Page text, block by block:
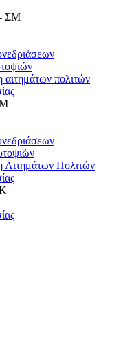
ΣΜ
αιτημάτων πολιτών
Αιτημάτων Πολιτών